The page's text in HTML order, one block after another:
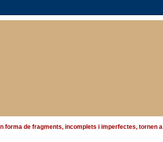
forma de fragments, incomplets i imperfectes, tornen a